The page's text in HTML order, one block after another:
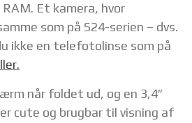
RAM. Et kamera, hvor
som på S24-serien – dvs.
ikke en telefotolinse som på
når foldet ud, og en 3,4″
cute og brugbar til visning af